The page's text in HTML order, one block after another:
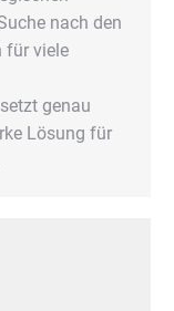
nach den
für viele
genau
Lösung für